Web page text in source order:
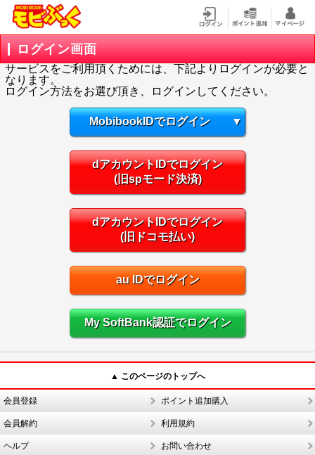
ログイン画面
サービスをご利用頂くためには、下記よりログインが必要と
なります。
ログイン方法をお選び頂き、ログインしてください。
MobibookIDでログイン ▼
dアカウントIDでログイン
(旧spモード決済)
dアカウントIDでログイン
(旧ドコモ払い)
au IDでログイン
My SoftBank認証でログイン
▲ このページのトップへ
会員登録 ポイント追加購入
会員解約 利用規約
ヘルプ お問い合わせ